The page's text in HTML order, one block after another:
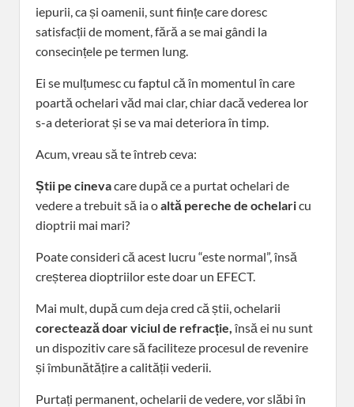
iepurii, ca și oamenii, sunt ființe care doresc
satisfacții de moment, fără a se mai gândi la
consecințele pe termen lung.
Ei se mulțumesc cu faptul că în momentul în care
poartă ochelari văd mai clar, chiar dacă vederea lor
s-a deteriorat și se va mai deteriora în timp.
Acum, vreau să te întreb ceva:
Știi pe cinevacare după ce a purtat ochelari de
vedere a trebuit să ia oaltă pereche de ochelaricu
dioptrii mai mari?
Poate consideri că acest lucru “este normal”, însă
creșterea dioptriilor este doar un EFECT.
Mai mult, după cum deja cred că știi, ochelarii
corectează doar viciul de refracție, însă ei nu sunt
un dispozitiv care să faciliteze procesul de revenire
și îmbunătățire a calității vederii.
Purtați permanent, ochelarii de vedere, vor slăbi în